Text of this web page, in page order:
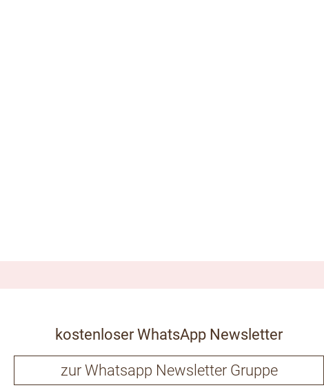
zur Whatsapp Newsletter Gruppe
kostenloser WhatsApp Newsletter